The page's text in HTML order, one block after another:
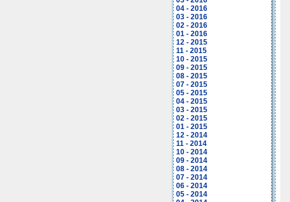
04 - 2016
03 - 2016
02 - 2016
01 - 2016
12 - 2015
11 - 2015
10 - 2015
09 - 2015
08 - 2015
07 - 2015
05 - 2015
04 - 2015
03 - 2015
02 - 2015
01 - 2015
12 - 2014
11 - 2014
10 - 2014
09 - 2014
08 - 2014
07 - 2014
06 - 2014
05 - 2014